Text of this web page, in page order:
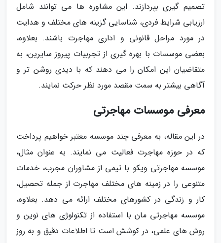
تصمیم گیری بپردازند. این مشاوره ها می توانند شامل
ارزیابی شرایط فردی، شناسایی گزینه های مختلف و هدایت
در مورد مراحل قانونی و اداری مهاجرت باشند. بعلاوه،
بعضی موسسات با بهره گیری از تجربیات پیروز سایرین، به
متقاضیان این امکان را می دهند که با دیدی روشن تر و
آگاهی بیشتر به سمت مقصد مورد نظر حرکت نمایند.
معرفی موسسات مهاجرتی
در این مقاله، به معرفی چند موسسه معتبر خواهیم پرداخت
که در حوزه مهاجرت فعالیت می نمایند. به عنوان مثال،
موسسه مهاجرتی ویکو با تیمی از مشاوران مجرب، خدمات
متنوعی را در زمینه های مختلف مهاجرت از جمله تحصیل،
کار و زندگی در کشورهای مختلف ارائه می دهد. بعلاوه،
موسسه مهاجرتی مان با استفاده از تکنولوژی های نوین و
روش های علمی، در کوشش است تا اطلاعات دقیق و به روز